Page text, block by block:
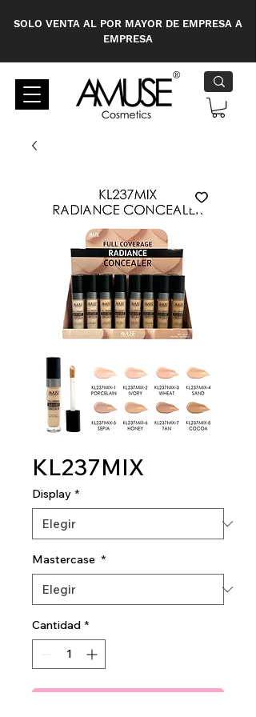
SOLO VENTA AL POR MAYOR DE EMPRESA A
EMPRESA
KL237MIX
Display *
Mastercase *
Cantidad *